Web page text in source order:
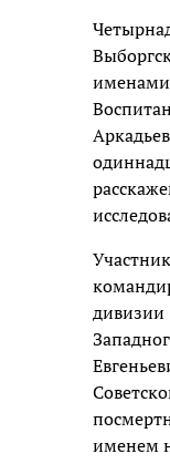
именами
дивизии
именем